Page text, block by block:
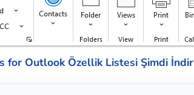
for Outlook Özellik Listesi Şimdi İndir